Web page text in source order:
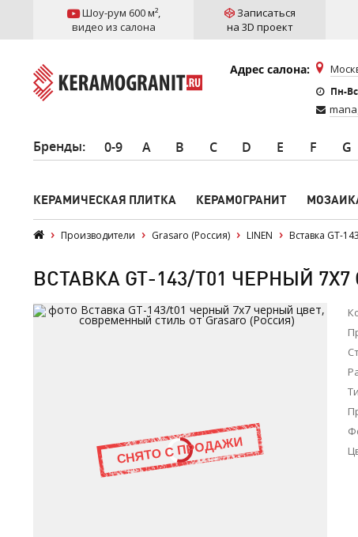
Шоу-рум 600 м²,
видео из салона
Записаться
на 3D проект
Адрес салона:
Пн-
Бренды: 0-9 A B C D E F G
КЕРАМИЧЕСКАЯ ПЛИТКА КЕРАМОГРАНИТ
Производители Grasaro (Россия) LINEN Вставка GT-
ВСТАВКА GT-143/T01 ЧЕРНЫЙ 7X7